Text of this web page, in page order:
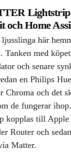
och Home
här
med
och senare
en Philips
Chroma och det
de fungerar
kopplas till
Router och
Matter.